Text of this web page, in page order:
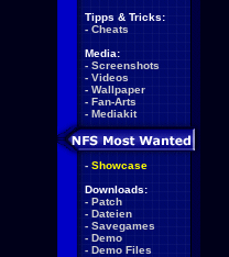
Tipps & Tricks:
- Cheats
Media:
- Screenshots
- Videos
- Wallpaper
- Fan-Arts
- Mediakit
- Showcase
Downloads:
- Patch
- Dateien
- Savegames
- Demo
- Demo Files